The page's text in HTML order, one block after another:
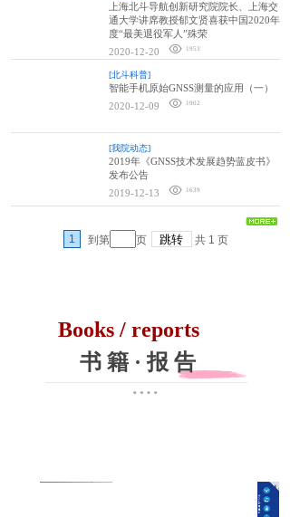
上海北斗导航创新研究院院长、上海交
通大学讲席教授郁文贤喜获中国2020年
度“最美退役军人”殊荣
2020-12-20
1953
[北斗科普]
智能手机原始GNSS测量的应用（一）
2020-12-09
1902
[我院动态]
2019年《GNSS技术发展趋势蓝皮书》
发布公告
2019-12-13
1639
1 到第 页 共 1 页
Books / reports
书 籍 ·报 告